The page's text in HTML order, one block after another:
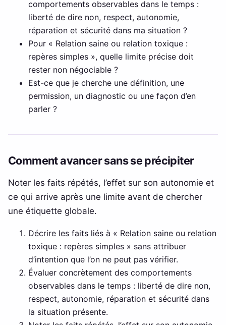
comportements observables dans le temps :
liberté de dire non, respect, autonomie,
réparation et sécurité dans ma situation ?
Pour « Relation saine ou relation toxique :
repères simples », quelle limite précise doit
rester non négociable ?
Est-ce que je cherche une définition, une
permission, un diagnostic ou une façon d’en
parler ?
Comment avancer sans se précipiter
Noter les faits répétés, l’effet sur son autonomie et
ce qui arrive après une limite avant de chercher
une étiquette globale.
Décrire les faits liés à « Relation saine ou relation
toxique : repères simples » sans attribuer
d’intention que l’on ne peut pas vérifier.
Évaluer concrètement des comportements
observables dans le temps : liberté de dire non,
respect, autonomie, réparation et sécurité dans
la situation présente.